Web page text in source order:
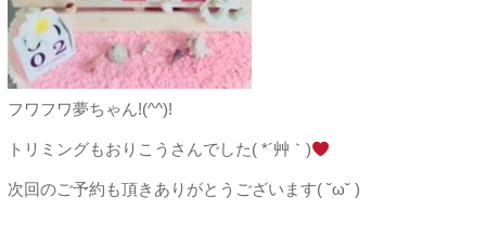
フワフワ夢ちゃん!(^^)!
トリミングもおりこうさんでした( *´艸｀)
次回のご予約も頂きありがとうございます( ˘ω˘ )